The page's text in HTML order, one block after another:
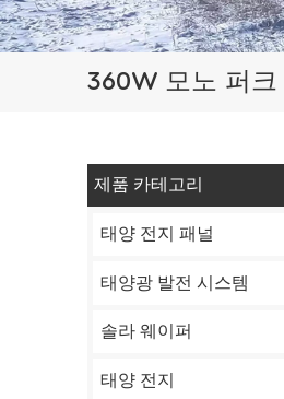
360W 모노 퍼크
제품 카테고리
태양 전지 패널
태양광 발전 시스템
솔라 웨이퍼
태양 전지